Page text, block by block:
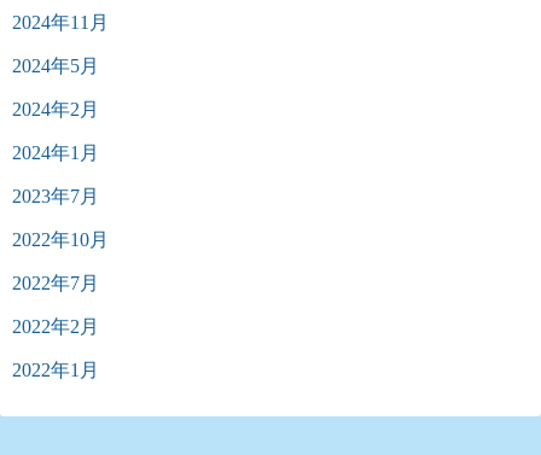
2024年11月
2024年5月
2024年2月
2024年1月
2023年7月
2022年10月
2022年7月
2022年2月
2022年1月